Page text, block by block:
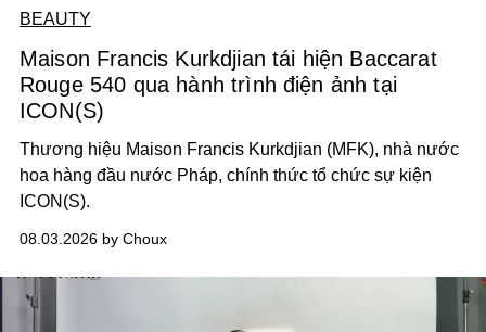
BEAUTY
Maison Francis Kurkdjian tái hiện Baccarat
Rouge 540 qua hành trình điện ảnh tại
ICON(S)
Thương hiệu Maison Francis Kurkdjian (MFK), nhà nước
hoa hàng đầu nước Pháp, chính thức tổ chức sự kiện
ICON(S).
08.03.2026 by Choux